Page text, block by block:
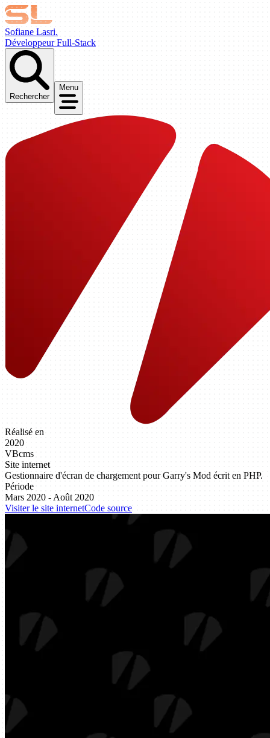
Sofiane Lasri.
Développeur Full-Stack
Rechercher
Menu
Réalisé en
2020
VBcms
Site internet
Gestionnaire d'écran de chargement pour Garry's Mod écrit en PHP.
Période
Mars 2020 - Août 2020
Visiter le site internetCode source